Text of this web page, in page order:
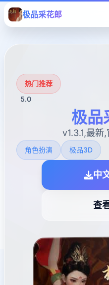
极品采花郎
热门推荐
5.0
极品
v1.3.1,最新
角色扮演 极品3D
中
查